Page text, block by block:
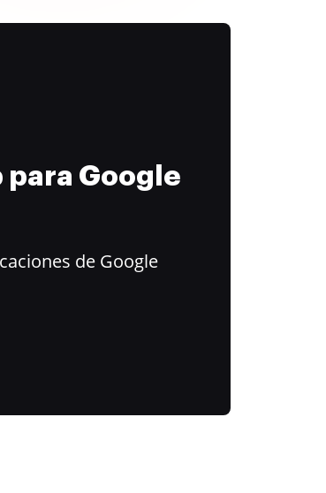
Google
de Google